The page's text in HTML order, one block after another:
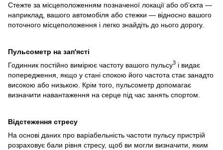
Стежте за місцеположенням позначеної локації або об’єкта —
наприклад, вашого автомобіля або стежки — відносно вашого
поточного місцеположення і легко знайдіть до нього дорогу.
Пульсометр на зап'ясті
Годинник постійно вимірює частоту вашого пульсу3 і видає
попередження, якщо у стані спокою його частота стає занадто
високою або низькою. Крім того, пульсометр допомагає
визначити навантаження на серце під час занять спортом.
Відстеження стресу
На основі даних про варіабельність частоти пульсу пристрій
розраховує бали рівня стресу, щоб ви могли визначити, яким